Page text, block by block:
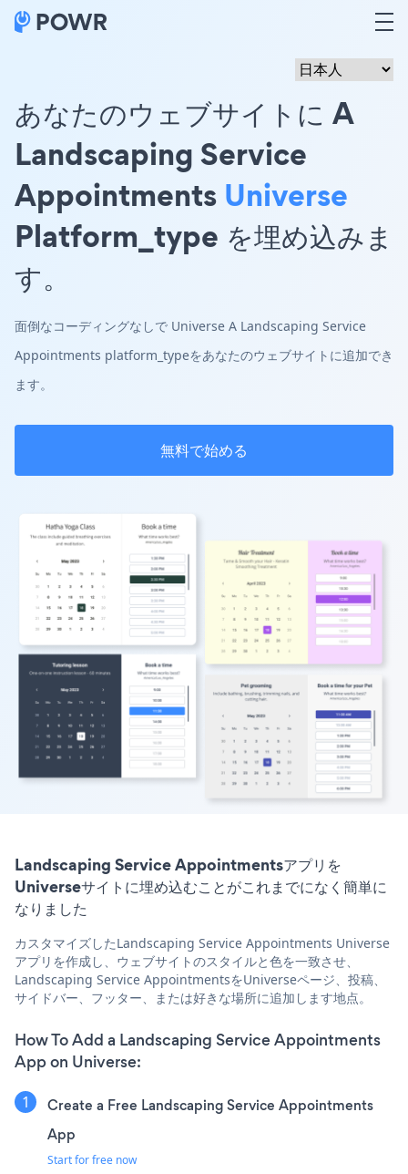
あなたのウェブサイトに A
Landscaping Service
Appointments Universe
Platform_type を埋め込みま
す。
面倒なコーディングなしで Universe A Landscaping Service
Appointments platform_typeをあなたのウェブサイトに追加でき
ます。
無料で始める
Landscaping Service Appointmentsアプリを
Universeサイトに埋め込むことがこれまでになく簡単に
なりました
カスタマイズしたLandscaping Service Appointments Universe
アプリを作成し、ウェブサイトのスタイルと色を一致させ、
Landscaping Service AppointmentsをUniverseページ、投稿、
サイドバー、フッター、または好きな場所に追加します地点。
How To Add a Landscaping Service Appointments
App on Universe:
Create a Free Landscaping Service Appointments
App
Start for free now